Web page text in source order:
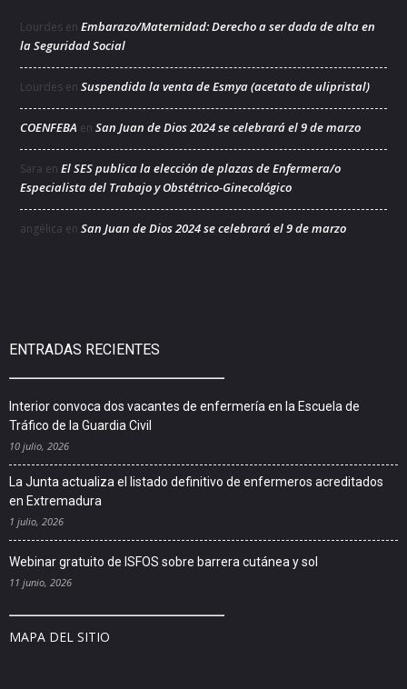
Lourdes en Embarazo/Maternidad: Derecho a ser dada de alta en
la Seguridad Social
Lourdes en Suspendida la venta de Esmya (acetato de ulipristal)
COENFEBA en San Juan de Dios 2024 se celebrará el 9 de marzo
Sara en El SES publica la elección de plazas de Enfermera/o
Especialista del Trabajo y Obstétrico-Ginecológico
angélica en San Juan de Dios 2024 se celebrará el 9 de marzo
ENTRADAS RECIENTES
Interior convoca dos vacantes de enfermería en la Escuela de
Tráfico de la Guardia Civil
10 julio, 2026
La Junta actualiza el listado definitivo de enfermeros acreditados
en Extremadura
1 julio, 2026
Webinar gratuito de ISFOS sobre barrera cutánea y sol
11 junio, 2026
MAPA DEL SITIO